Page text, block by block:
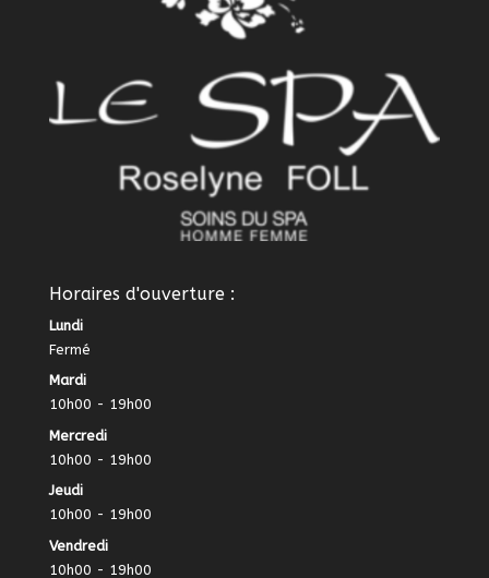
Horaires d'ouverture :
Lundi
Fermé
Mardi
10h00 - 19h00
Mercredi
10h00 - 19h00
Jeudi
10h00 - 19h00
Vendredi
10h00 - 19h00